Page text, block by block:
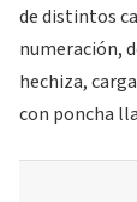
de distintos
numeración,
hechiza,
con poncha